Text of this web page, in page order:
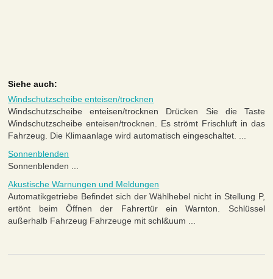
Siehe auch:
Windschutzscheibe enteisen/trocknen
Windschutzscheibe enteisen/trocknen Drücken Sie die Taste
Windschutzscheibe enteisen/trocknen. Es strömt Frischluft in das
Fahrzeug. Die Klimaanlage wird automatisch eingeschaltet. ...
Sonnenblenden
Sonnenblenden ...
Akustische Warnungen und Meldungen
Automatikgetriebe Befindet sich der Wählhebel nicht in Stellung P,
ertönt beim Öffnen der Fahrertür ein Warnton. Schlüssel
außerhalb Fahrzeug Fahrzeuge mit schl&uum ...